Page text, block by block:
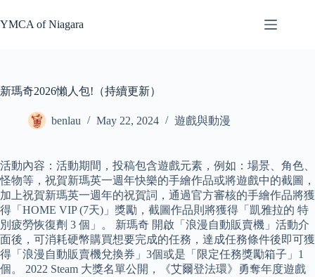
to
content
YMCA of Niagara
新瑪奇2026懶人包!（持續更新）
benlau May 22, 2024 遊戲與動漫
活動內容：活動期間，投稿包含遊戲元素，例如：場景、角色、
怪物等，祝賀新瑪英一週年快樂的手繪作品或將遊戲中的截圖，
加上祝賀新瑪英一週年的祝賀詞，通過官方審核的手繪作品將獲
得「HOME VIP (7天)」獎勵，截圖作品則將獲得「凱雅拉的 特
別疲勞恢復劑 3 個」。 新瑪奇 開啟「浪漫自動販賣機」活動介
面後，可消耗硬幣購買想要完成的任務，達成任務條件後即可獲
得「浪漫自動販賣機兌換券」3個或是「限定任務獎勵箱子」1
個。 2022 Steam 大獎名單公開，《艾爾登法環》勇奪年度遊戲